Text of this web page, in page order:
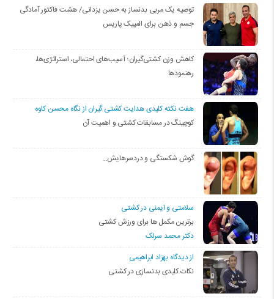
توصیه یک مربی بدنساز به حسن یزدانی/ هشت فاکتور آمادگی
جسم و ذهن برای المپیک پاریس
کاهش وزن کشتی‌گیران؛ آسیب‌های احتمالی، استراتژی‌ها،
رهنمودها
هفت نکته کلیدی هدایت کشتی گیران از نگاه محسن کاوه
کوچینگ در مسابقات کشتی و اهمیت آن
گوش شکستگی و دردسرهایش…
سلامتی و ایمنی در کشتی
برترین مکمل ها برای ورزش کشتی
دکتر محمد سرلک
از دیدگاه بهزاد ابراهیمی
نکات کلیدی بدنسازی در کشتی